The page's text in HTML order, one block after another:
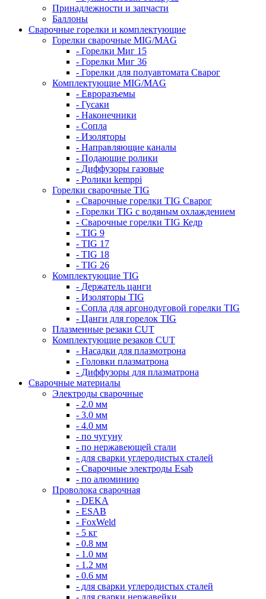
Принадлежности и запчасти
Баллоны
Сварочные горелки и комплектующие
Горелки сварочные MIG/MAG
- Горелки Миг 15
- Горелки Миг 36
- Горелки для полуавтомата Сварог
Комплектующие MIG/MAG
- Евроразъемы
- Гусаки
- Наконечники
- Сопла
- Изоляторы
- Направляющие каналы
- Подающие ролики
- Диффузоры газовые
- Ролики kemppi
Горелки сварочные TIG
- Сварочные горелки TIG Сварог
- Горелки TIG с водяным охлаждением
- Сварочные горелки TIG Кедр
- TIG 9
- TIG 17
- TIG 18
- TIG 26
Комплектующие TIG
- Держатель цанги
- Изоляторы TIG
- Сопла для аргонодуговой горелки TIG
- Цанги для горелок TIG
Плазменные резаки CUT
Комплектующие резаков CUT
- Насадки для плазмотрона
- Головки плазматрона
- Диффузоры для плазматрона
Сварочные материалы
Электроды сварочные
- 2.0 мм
- 3.0 мм
- 4.0 мм
- по чугуну
- по нержавеющей стали
- для сварки углеродистых сталей
- Сварочные электроды Esab
- по алюминию
Проволока сварочная
- DEKA
- ESAB
- FoxWeld
- 5 кг
- 0.8 мм
- 1.0 мм
- 1.2 мм
- 0.6 мм
- для сварки углеродистых сталей
- для сварки нержавейки